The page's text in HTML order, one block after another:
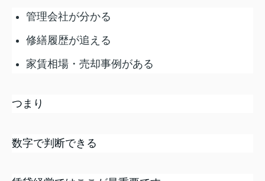
管理会社が分かる
修繕履歴が追える
家賃相場・売却事例がある
つまり
数字で判断できる